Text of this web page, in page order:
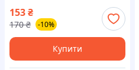
153₴
170 ₴ -10%
Купити